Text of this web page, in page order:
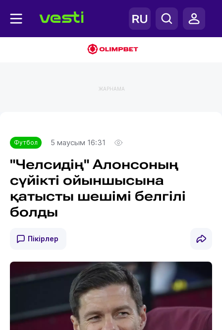
ЖАРНАМА
Футбол 5 маусым 16:31
"Челсидің" Алонсоның
сүйікті ойыншысына
қатысты шешімі белгілі
болды
Пікірлер